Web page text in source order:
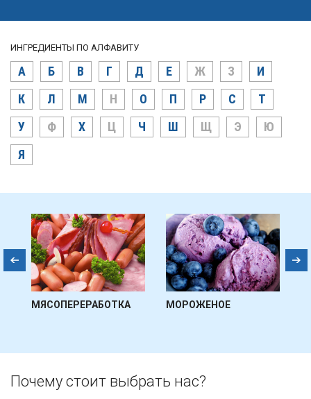
ИНГРЕДИЕНТЫ ПО АЛФАВИТУ
А Б В Г Д Е Ж З
И
К
Л М Н О П Р С
Т
У
Ф Х Ц Ч Ш Щ Э
Ю
Я
МЯСОПЕРЕРАБОТКА МОРОЖЕНОЕ
Почему стоит выбрать нас?